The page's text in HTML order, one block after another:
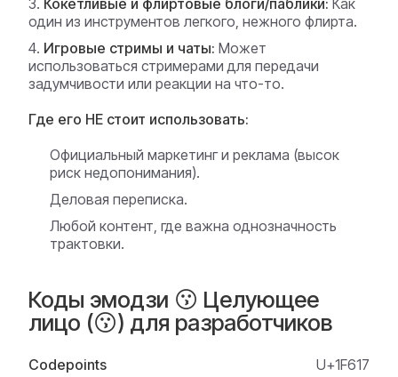
Кокетливые и флиртовые блоги/паблики: Как
один из инструментов легкого, нежного флирта.
Игровые стримы и чаты: Может
использоваться стримерами для передачи
задумчивости или реакции на что-то.
Где его НЕ стоит использовать:
Официальный маркетинг и реклама (высок
риск недопонимания).
Деловая переписка.
Любой контент, где важна однозначность
трактовки.
Коды эмодзи 😗 Целующее
лицо (😗) для разработчиков
Codepoints
U+1F617